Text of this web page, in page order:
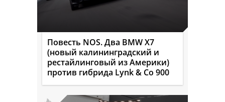
Повесть NOS. Два BMW X7
(новый калининградский и
рестайлинговый из Америки)
против гибрида Lynk & Co 900